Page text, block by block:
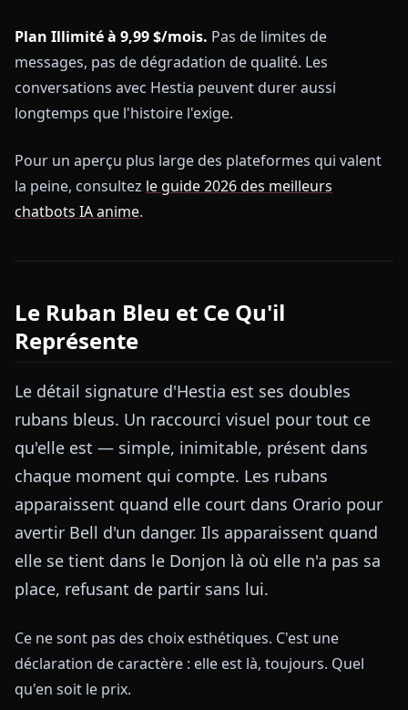
Plan Illimité à 9,99 $/mois. Pas de limites de
messages, pas de dégradation de qualité. Les
conversations avec Hestia peuvent durer aussi
longtemps que l'histoire l'exige.
Pour un aperçu plus large des plateformes qui valent
la peine, consultez le guide 2026 des meilleurs
chatbots IA anime.
Le Ruban Bleu et Ce Qu'il
Représente
Le détail signature d'Hestia est ses doubles
rubans bleus. Un raccourci visuel pour tout ce
qu'elle est — simple, inimitable, présent dans
chaque moment qui compte. Les rubans
apparaissent quand elle court dans Orario pour
avertir Bell d'un danger. Ils apparaissent quand
elle se tient dans le Donjon là où elle n'a pas sa
place, refusant de partir sans lui.
Ce ne sont pas des choix esthétiques. C'est une
déclaration de caractère : elle est là, toujours. Quel
qu'en soit le prix.